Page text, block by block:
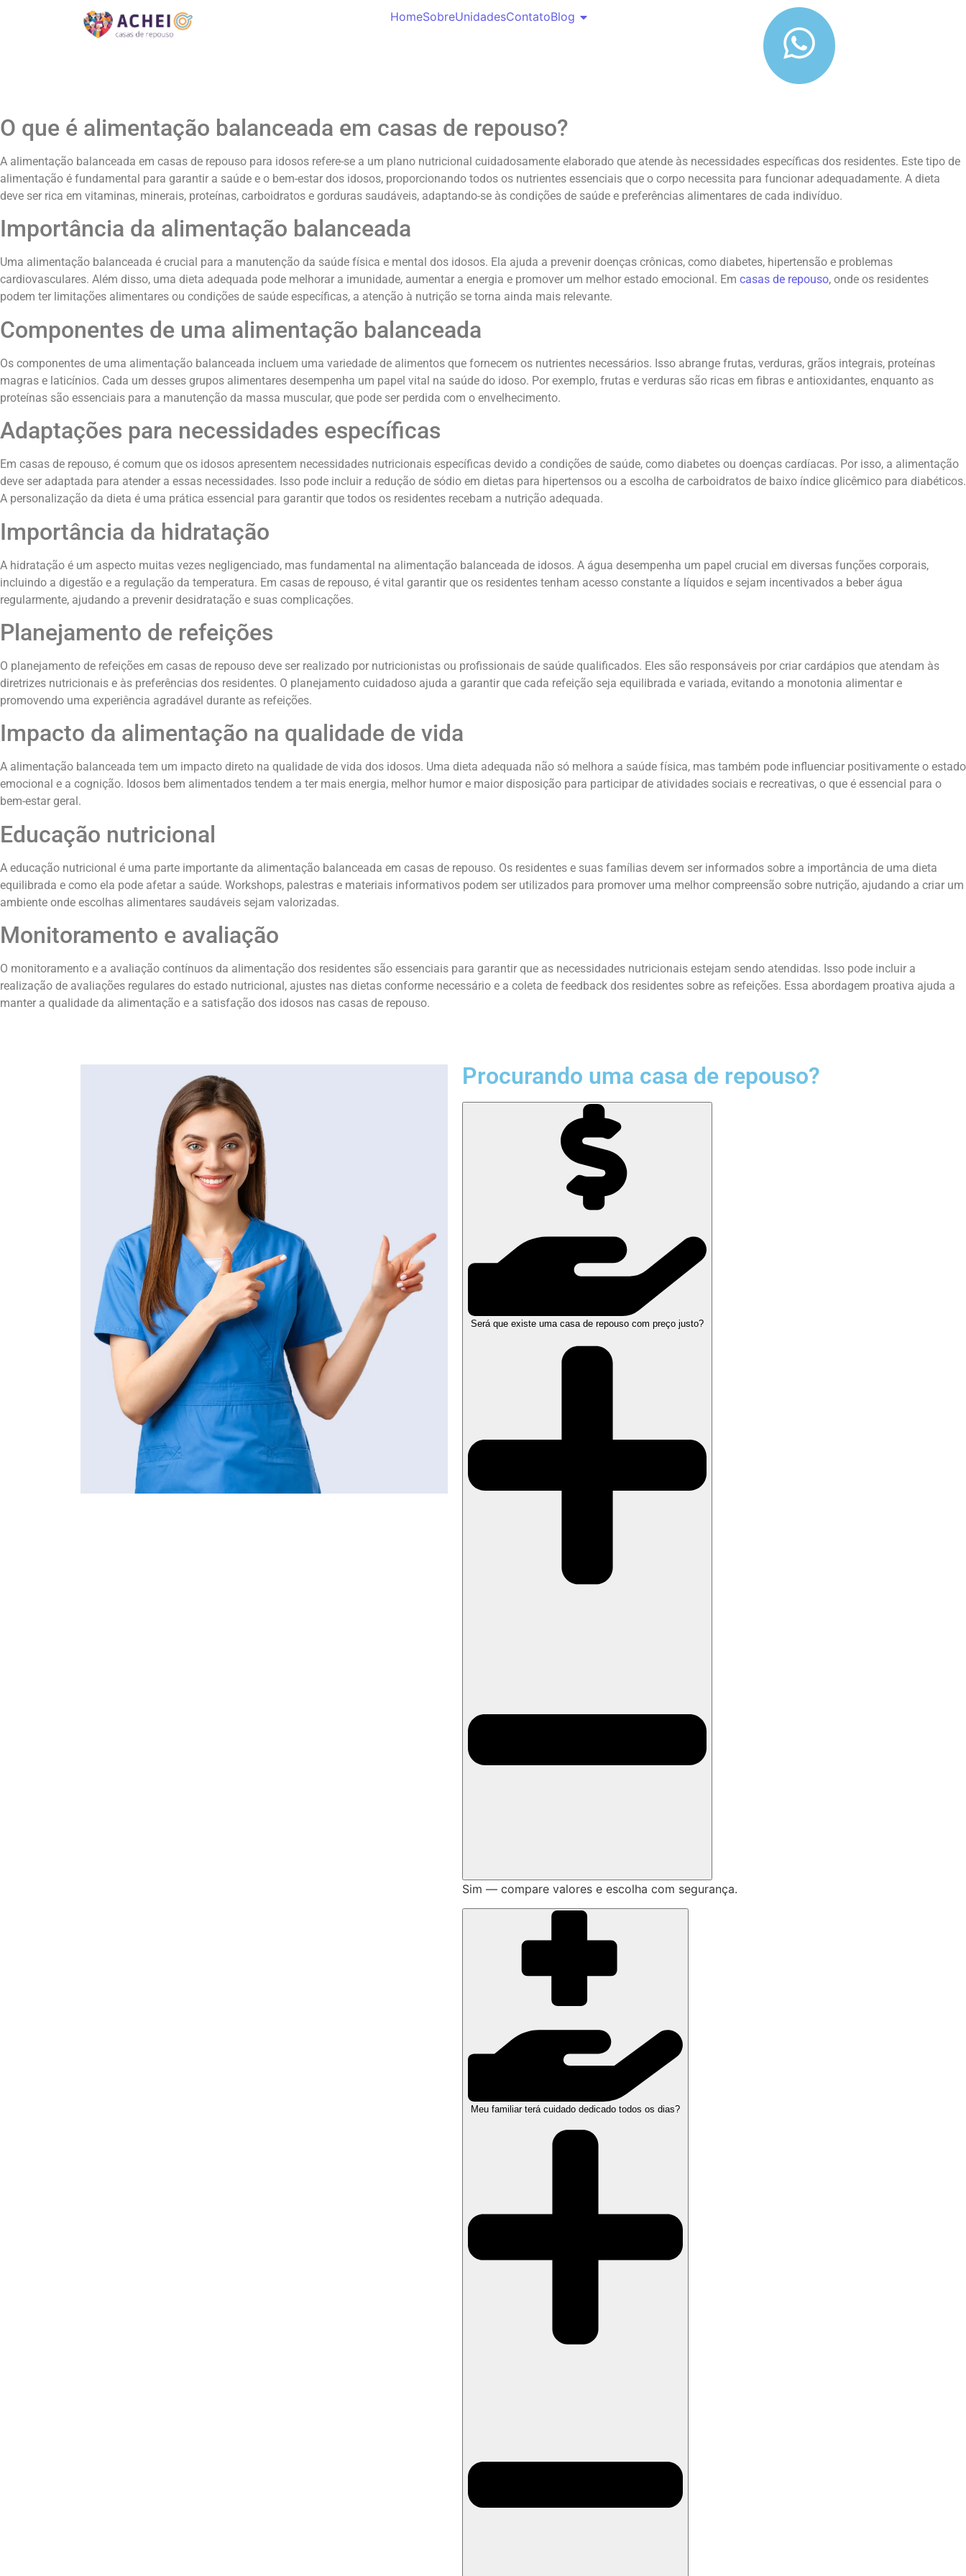
HomeSobreUnidadesContatoBlog
O que é alimentação balanceada em casas de repouso?
A alimentação balanceada em casas de repouso para idosos refere-se a um plano nutricional cuidadosamente elaborado que atende às necessidades específicas dos residentes. Este tipo de
alimentação é fundamental para garantir a saúde e o bem-estar dos idosos, proporcionando todos os nutrientes essenciais que o corpo necessita para funcionar adequadamente. A dieta
deve ser rica em vitaminas, minerais, proteínas, carboidratos e gorduras saudáveis, adaptando-se às condições de saúde e preferências alimentares de cada indivíduo.
Importância da alimentação balanceada
Uma alimentação balanceada é crucial para a manutenção da saúde física e mental dos idosos. Ela ajuda a prevenir doenças crônicas, como diabetes, hipertensão e problemas
cardiovasculares. Além disso, uma dieta adequada pode melhorar a imunidade, aumentar a energia e promover um melhor estado emocional. Em casas de repouso, onde os residentes
podem ter limitações alimentares ou condições de saúde específicas, a atenção à nutrição se torna ainda mais relevante.
Componentes de uma alimentação balanceada
Os componentes de uma alimentação balanceada incluem uma variedade de alimentos que fornecem os nutrientes necessários. Isso abrange frutas, verduras, grãos integrais, proteínas
magras e laticínios. Cada um desses grupos alimentares desempenha um papel vital na saúde do idoso. Por exemplo, frutas e verduras são ricas em fibras e antioxidantes, enquanto as
proteínas são essenciais para a manutenção da massa muscular, que pode ser perdida com o envelhecimento.
Adaptações para necessidades específicas
Em casas de repouso, é comum que os idosos apresentem necessidades nutricionais específicas devido a condições de saúde, como diabetes ou doenças cardíacas. Por isso, a alimentação
deve ser adaptada para atender a essas necessidades. Isso pode incluir a redução de sódio em dietas para hipertensos ou a escolha de carboidratos de baixo índice glicêmico para diabéticos.
A personalização da dieta é uma prática essencial para garantir que todos os residentes recebam a nutrição adequada.
Importância da hidratação
A hidratação é um aspecto muitas vezes negligenciado, mas fundamental na alimentação balanceada de idosos. A água desempenha um papel crucial em diversas funções corporais,
incluindo a digestão e a regulação da temperatura. Em casas de repouso, é vital garantir que os residentes tenham acesso constante a líquidos e sejam incentivados a beber água
regularmente, ajudando a prevenir desidratação e suas complicações.
Planejamento de refeições
O planejamento de refeições em casas de repouso deve ser realizado por nutricionistas ou profissionais de saúde qualificados. Eles são responsáveis por criar cardápios que atendam às
diretrizes nutricionais e às preferências dos residentes. O planejamento cuidadoso ajuda a garantir que cada refeição seja equilibrada e variada, evitando a monotonia alimentar e
promovendo uma experiência agradável durante as refeições.
Impacto da alimentação na qualidade de vida
A alimentação balanceada tem um impacto direto na qualidade de vida dos idosos. Uma dieta adequada não só melhora a saúde física, mas também pode influenciar positivamente o estado
emocional e a cognição. Idosos bem alimentados tendem a ter mais energia, melhor humor e maior disposição para participar de atividades sociais e recreativas, o que é essencial para o
bem-estar geral.
Educação nutricional
A educação nutricional é uma parte importante da alimentação balanceada em casas de repouso. Os residentes e suas famílias devem ser informados sobre a importância de uma dieta
equilibrada e como ela pode afetar a saúde. Workshops, palestras e materiais informativos podem ser utilizados para promover uma melhor compreensão sobre nutrição, ajudando a criar um
ambiente onde escolhas alimentares saudáveis sejam valorizadas.
Monitoramento e avaliação
O monitoramento e a avaliação contínuos da alimentação dos residentes são essenciais para garantir que as necessidades nutricionais estejam sendo atendidas. Isso pode incluir a
realização de avaliações regulares do estado nutricional, ajustes nas dietas conforme necessário e a coleta de feedback dos residentes sobre as refeições. Essa abordagem proativa ajuda a
manter a qualidade da alimentação e a satisfação dos idosos nas casas de repouso.
Procurando uma casa de repouso?
Será que existe uma casa de repouso com preço justo?
Sim — compare valores e escolha com segurança.
Meu familiar terá cuidado dedicado todos os dias?